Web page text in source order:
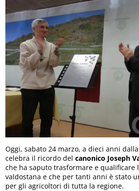
Oggi, sabato 24 marzo, a dieci anni
celebra il ricordo del canonico Joseph
che ha saputo trasformare e qualificare
valdostana e che per tanti anni è stato
per gli agricoltori di tutta la regione.